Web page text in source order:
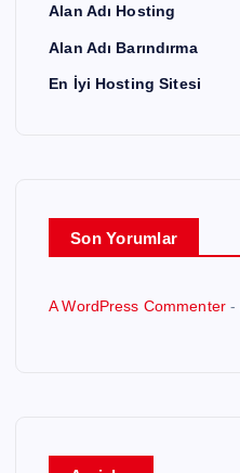
Alan Adı Hosting
Alan Adı Barındırma
En İyi Hosting Sitesi
Son Yorumlar
A WordPress Commenter -